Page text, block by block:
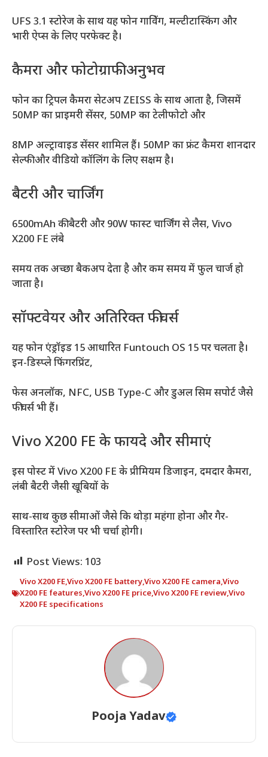
UFS 3.1 स्टोरेज के साथ यह फोन गावेिंग, मल्टीटास्किंग और
भारी ऐप्स के लिए परफेक्ट है।
कैमरा और फोटोग्राफी अनुभव
फोन का ट्रिपल कैमरा सेटअप ZEISS के साथ आता है, जिसमें
50MP का प्राइमरी सेंसर, 50MP का टेलीफोटो और
8MP अल्ट्रावाइड सेंसर शामिल हैं। 50MP का फ्रंट कैमरा शानदार
सेल्फी और वीडियो कॉलिंग के लिए सक्षम है।
बैटरी और चार्जिंग
6500mAh की बैटरी और 90W फास्ट चार्जिंग से लैस, Vivo
X200 FE लंबे
समय तक अच्छा बैकअप देता है और कम समय में फुल चार्ज हो
जाता है।
सॉफ्टवेयर और अतिरिक्त फीचर्स
यह फोन एंड्रॉइड 15 आधारित Funtouch OS 15 पर चलता है।
इन-डिस्प्ले फिंगरप्रिंट,
फेस अनलॉक, NFC, USB Type-C और डुअल सिम सपोर्ट जैसे
फीचर्स भी हैं।
Vivo X200 FE के फायदे और सीमाएं
इस पोस्ट में Vivo X200 FE के प्रीमियम डिजाइन, दमदार कैमरा,
लंबी बैटरी जैसी खूबियों के
साथ-साथ कुछ सीमाओं जैसे कि थोड़ा महंगा होना और गैर-
विस्तारित स्टोरेज पर भी चर्चा होगी।
Post Views: 103
Vivo X200 FE,Vivo X200 FE battery,Vivo X200 FE camera,Vivo
X200 FE features,Vivo X200 FE price,Vivo X200 FE review,Vivo
X200 FE specifications
Pooja Yadav